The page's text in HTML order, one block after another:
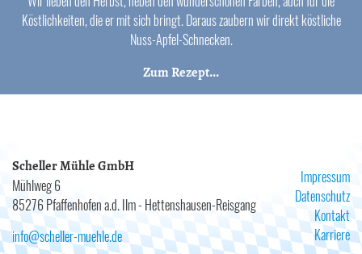
Köstlichkeiten, die er mit sich bringt. Daraus zaubern wir direkt köstliche
Nuss-Apfel-Schnecken.
Zum Rezept...
Scheller Mühle GmbH
Mühlweg 6
85276 Pfaffenhofen a.d. Ilm - Hettenshausen-Reisgang
info@scheller-muehle.de
Impressum
Datenschutz
Kontakt
Karriere